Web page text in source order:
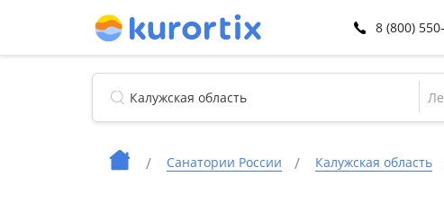
8 (800)
Санатории России Калужская область